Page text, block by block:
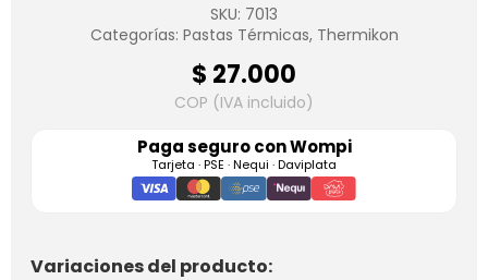
SKU: 7013
Categorías: Pastas Térmicas, Thermikon
$ 27.000
COP (IVA incluido)
Paga seguro conWompi
Tarjeta · PSE · Nequi · Daviplata
Variaciones del producto: